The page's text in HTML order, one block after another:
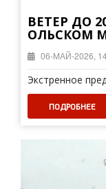
ВЕТЕР ДО
ОЛЬСКОМ
06-МАЙ-2026,
Экстренное
ПОДРОБНЕЕ